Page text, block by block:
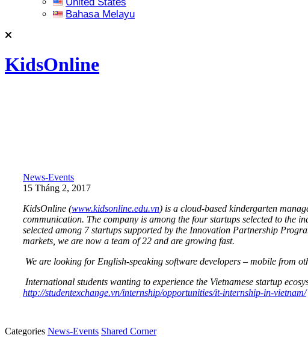
Bahasa Melayu
KidsOnline
News-Events
15 Tháng 2, 2017
KidsOnline (www.kidsonline.edu.vn) is a cloud-based kindergarten
communication. The company is among the four startups selected to
selected among 7 startups supported by the Innovation Partnership
markets, we are now a team of 22 and are growing fast.
We are looking for English-speaking software developers – mobile from
International students wanting to experience the Vietnamese startup
http://studentexchange.vn/internship/opportunities/it-internship-in-vietnam/
Categories News-Events Shared Corner